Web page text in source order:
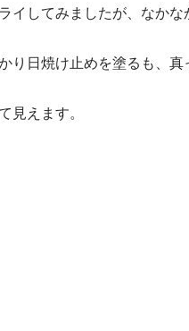
してみましたが、なかな
り日焼け止めを塗るも、
見えます。